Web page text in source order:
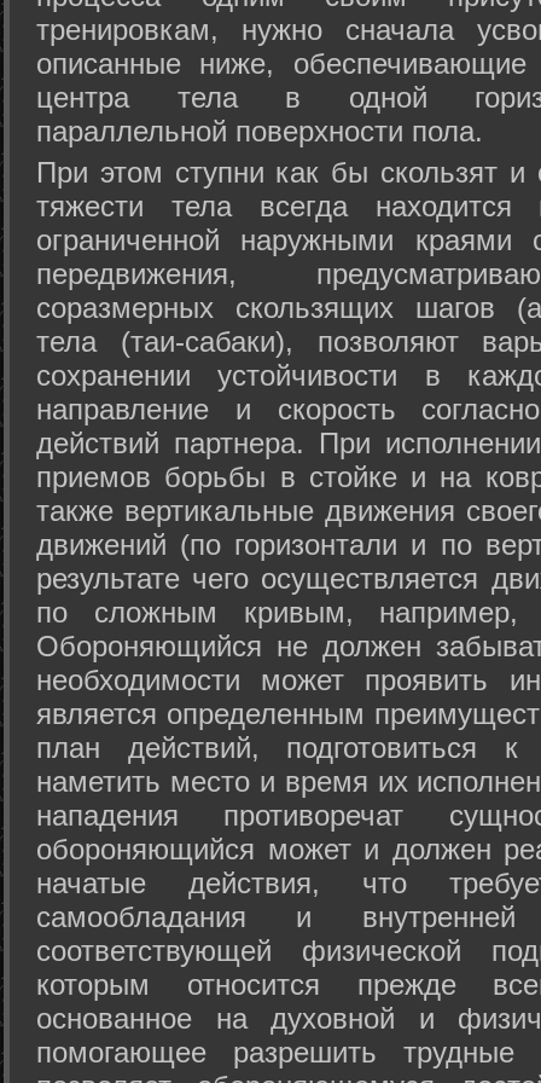
тренировкам, нужно сначала
описанные ниже, обеспечивающие
центра тела в одной
параллельной поверхности пола.
При этом ступни как бы скользят
тяжести тела всегда
ограниченной наружными краями
передвижения,
соразмерных скользящих шагов
тела (таи-сабаки), позволяют
сохранении устойчивости в
направление и скорость
действий партнера. При
приемов борьбы в стойке и на
также вертикальные движения
движений (по горизонтали и по
результате чего осуществляется
по сложным кривым, например,
Обороняющийся не должен
необходимости может проявить
является определенным
план действий, подготовиться
наметить место и время их
нападения противоречат
обороняющийся может и должен
начатые действия, что
самообладания и
соответствующей физической
которым относится прежде
основанное на духовной и
помогающее разрешить